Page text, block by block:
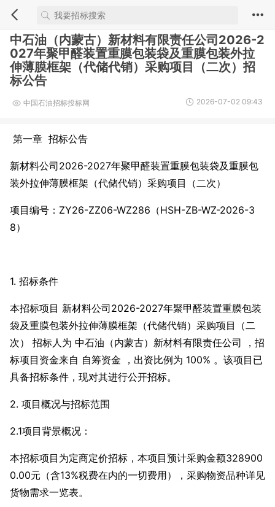
中石油（内蒙古）新材料有限责任公司2026-2
027年聚甲醛装置重膜包装袋及重膜包装外拉
伸薄膜框架（代储代销）采购项目（二次）招
标公告
中国石油招标投标网 2026-07-02 09:43
第一章 招标公告
新材料公司2026-2027年聚甲醛装置重膜包装袋及重膜包
装外拉伸薄膜框架（代储代销）采购项目（二次）
项目编号：ZY26-ZZ06-WZ286（HSH-ZB-WZ-2026-3
8）
1. 招标条件
本招标项目 新材料公司2026-2027年聚甲醛装置重膜包装
袋及重膜包装外拉伸薄膜框架（代储代销）采购项目（二
次） 招标人为 中石油（内蒙古）新材料有限责任公司 ，招
标项目资金来自 自筹资金 ，出资比例为 100% 。该项目已
具备招标条件，现对其进行公开招标。
2. 项目概况与招标范围
2.1项目背景概况：
本招标项目为定商定价招标，本项目预计采购金额328900
0.00元（含13%税费在内的一切费用），采购物资品种详见
货物需求一览表。